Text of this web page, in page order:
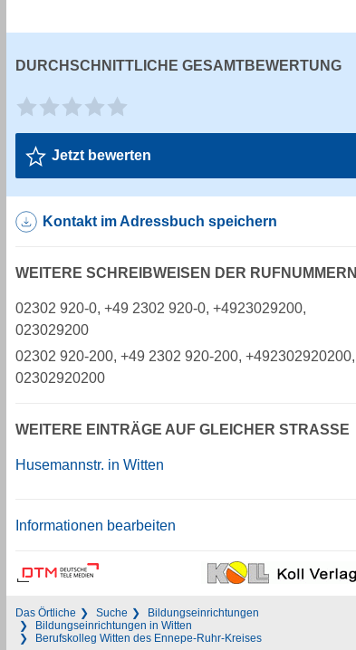
DURCHSCHNITTLICHE GESAMTBEWERTUNG
Jetzt bewerten
Kontakt im Adressbuch speichern
WEITERE SCHREIBWEISEN DER RUFNUMMERN
02302 920-0, +49 2302 920-0, +4923029200,
023029200
02302 920-200, +49 2302 920-200, +492302920200,
02302920200
WEITERE EINTRÄGE AUF GLEICHER STRASSE
Husemannstr. in Witten
Informationen bearbeiten
Das Örtliche Suche
Bildungseinrichtungen
Bildungseinrichtungen in Witten
Berufskolleg Witten des Ennepe-Ruhr-Kreises